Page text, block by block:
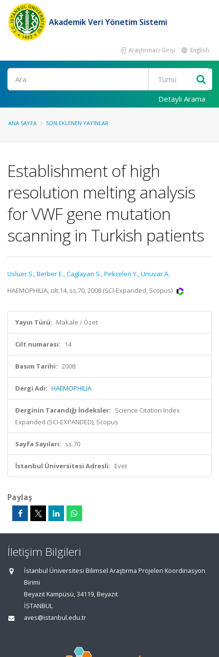
Akademik Veri Yönetim Sistemi
Araştırmacı Girişi English
Ara
Detaylı Arama
ANA SAYFA SON EKLENEN YAYINLAR
Establishment of high
resolution melting analysis
for VWF gene mutation
scanning in Turkish patients
Usluer S.,Berber E.,Caglayan S.,Pekcelen Y.,Unuvar A.
HAEMOPHILIA, cilt.14, ss.70, 2008 (SCI-Expanded, Scopus)
Yayın Türü: Makale / Özet
Cilt numarası: 14
Basım Tarihi: 2008
Dergi Adı: HAEMOPHILIA
Derginin Tarandığı İndeksler: Science Citation Index
Expanded (SCI-EXPANDED), Scopus
Sayfa Sayıları: ss.70
İstanbul Üniversitesi Adresli: Evet
Paylaş
İletişim Bilgileri
İstanbul Üniversitesi Bilimsel Araştırma Projeleri Koordinasyon
Birimi
Beyazıt Kampüsü, 34119, Beyazıt
İSTANBUL
aves@istanbul.edu.tr